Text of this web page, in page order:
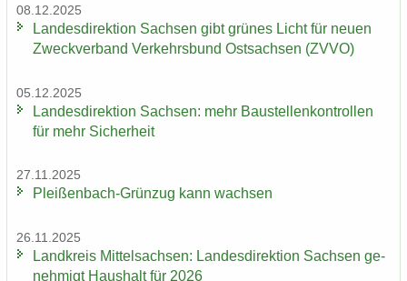
08.12.2025
Lan­des­di­rek­ti­on Sach­sen gibt grü­nes Licht für neuen
Zweck­ver­band Ver­kehrs­bund Ost­sach­sen (ZVVO)
05.12.2025
Lan­des­di­rek­ti­on Sach­sen: mehr Bau­stel­len­kon­trol­len
für mehr Si­cher­heit
27.11.2025
Pleißenbach-​Grünzug kann wach­sen
26.11.2025
Land­kreis Mit­tel­sach­sen: Lan­des­di­rek­ti­on Sach­sen ge­
neh­migt Haus­halt für 2026